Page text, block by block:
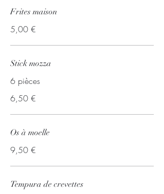
Frites maison
5,00 €
Stick mozza
6 pièces
6,50 €
Os à moelle
9,50 €
Tempura de crevettes